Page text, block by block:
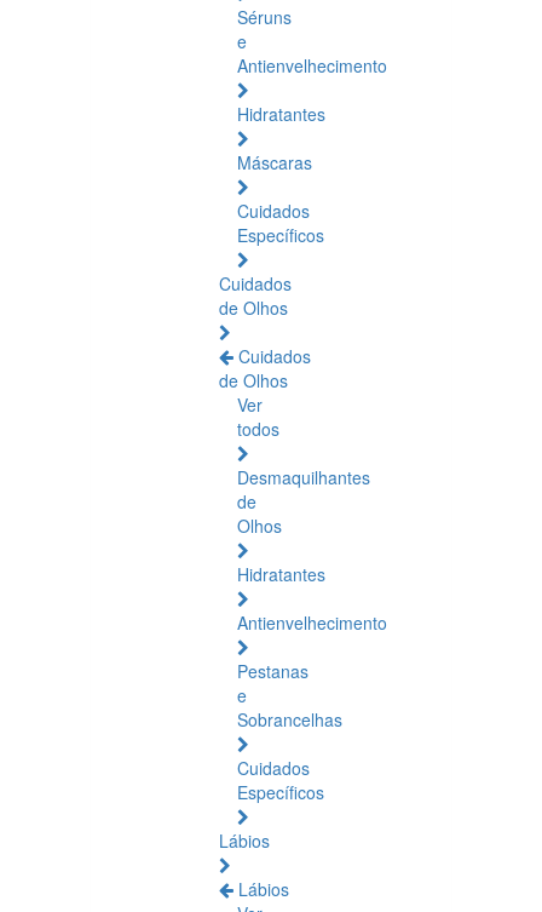
Séruns
e
Antienvelhecimento
Hidratantes
Máscaras
Cuidados
Específicos
Cuidados
de Olhos
Cuidados
de Olhos
Ver
todos
Desmaquilhantes
de
Olhos
Hidratantes
Antienvelhecimento
Pestanas
e
Sobrancelhas
Cuidados
Específicos
Lábios
Lábios